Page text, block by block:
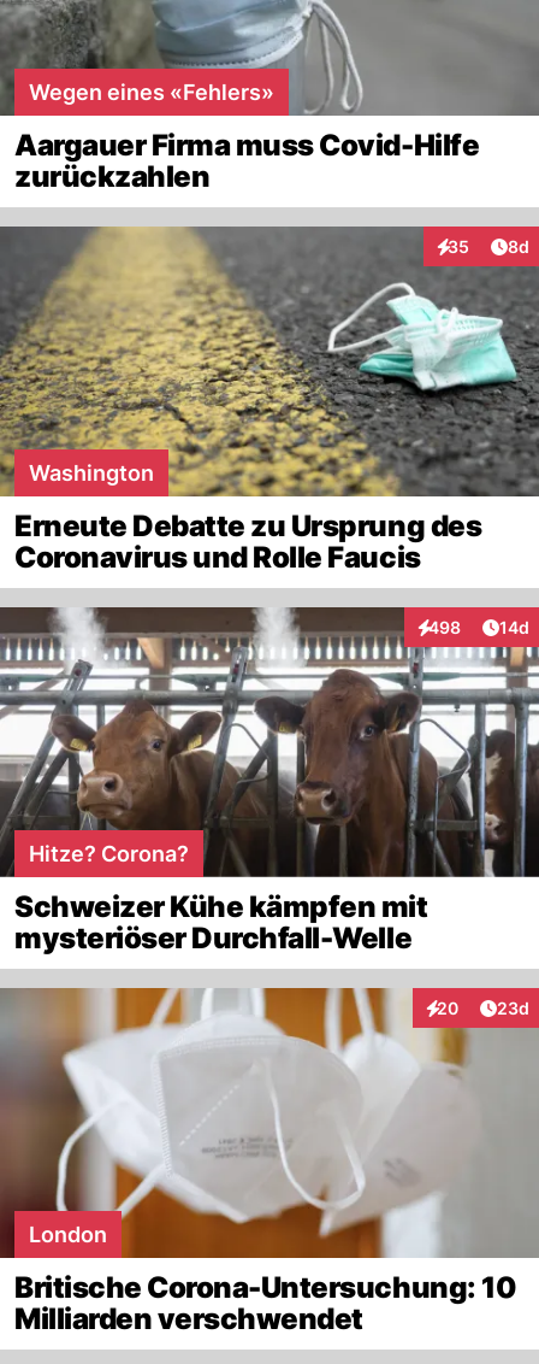
Wegen eines «Fehlers»
Aargauer Firma muss Covid-Hilfe
zurückzahlen
35
Interaktionen
8d
Washington
Erneute Debatte zu Ursprung des
Coronavirus und Rolle Faucis
498
Interaktionen
14d
Hitze? Corona?
Schweizer Kühe kämpfen mit
mysteriöser Durchfall-Welle
20
Interaktionen
23d
London
Britische Corona-Untersuchung: 10
Milliarden verschwendet